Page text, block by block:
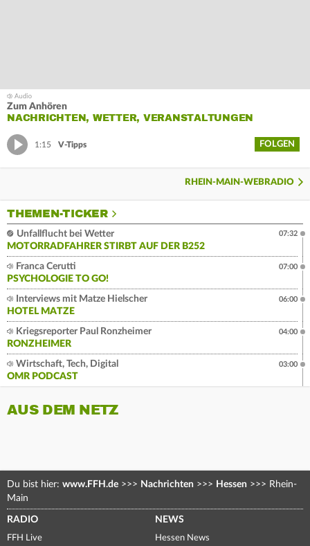
Zum Anhören
NACHRICHTEN, WETTER, VERANSTALTUNGEN
1:15 V-Tipps FOLGEN
RHEIN-MAIN-WEBRADIO
THEMEN-TICKER
Unfallflucht bei Wetter
MOTORRADFAHRER STIRBT AUF DER B252
07:32
Franca Cerutti
PSYCHOLOGIE TO GO!
07:00
Interviews mit Matze Hielscher
HOTEL MATZE
06:00
Kriegsreporter Paul Ronzheimer
RONZHEIMER
04:00
Wirtschaft, Tech, Digital
OMR PODCAST
03:00
AUS DEM NETZ
Du bist hier: www.FFH.de >>> Nachrichten >>> Hessen >>> Rhein-
Main
RADIO
FFH Live
NEWS
Hessen News